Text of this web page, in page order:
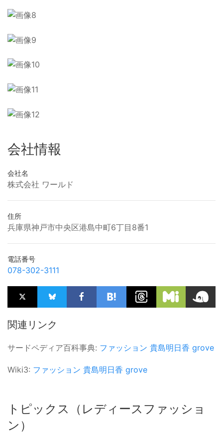
会社情報
会社名
株式会社 ワールド
住所
兵庫県神戸市中央区港島中町6丁目8番1
電話番号
078-302-3111
関連リンク
サードペディア百科事典: ファッション 貴島明日香 grove
Wiki3: ファッション 貴島明日香 grove
トピックス（レディースファッショ
ン）